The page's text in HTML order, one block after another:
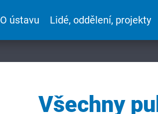
O ústavu Lidé, oddělení, projekty
Všechny